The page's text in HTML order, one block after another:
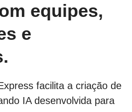
equipes,
e
facilita a criação de
IA desenvolvida para